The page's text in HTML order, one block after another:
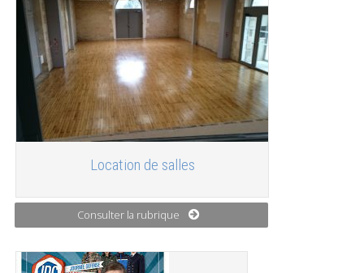
Location de salles
Consulter la rubrique